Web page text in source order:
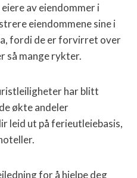
av eiendommer i
eiendommene sine i
fordi de er forvirret over
så mange rykter.
har blitt
økte andeler
leid ut på ferieutleiebasis,
for å hjelpe deg